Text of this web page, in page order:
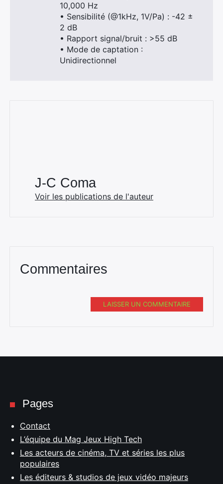
10,000 Hz
• Sensibilité (@1kHz, 1V/Pa) : -42 ±
2 dB
• Rapport signal/bruit : >55 dB
• Mode de captation :
Unidirectionnel
J-C Coma
Voir les publications de l'auteur
Commentaires
LAISSER UN COMMENTAIRE
Pages
Contact
L’équipe du Mag Jeux High Tech
Les acteurs de cinéma, TV et séries les plus
populaires
Les éditeurs & studios de jeux vidéo majeurs